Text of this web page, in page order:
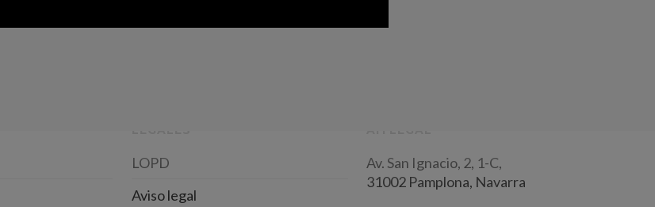
LOPD
Aviso legal
Av. San Ignacio, 2, 1-C,
31002 Pamplona, Navarra